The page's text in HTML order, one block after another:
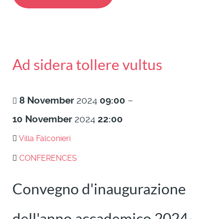
Ad sidera tollere vultus
8 November 2024 09:00 –
10 November 2024 22:00
Villa Falconieri
CONFERENCES
Convegno d'inaugurazione